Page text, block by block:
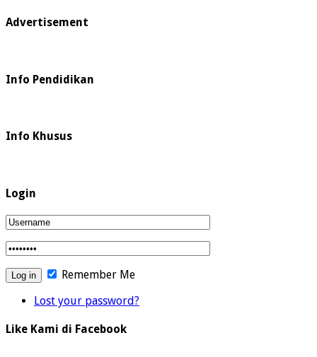
Advertisement
Info Pendidikan
Info Khusus
Login
Remember Me
Lost your password?
Like Kami di Facebook